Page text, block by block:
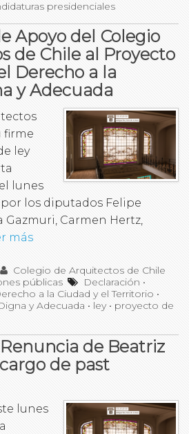
presidenciales
Apoyo del Colegio
de Chile al Proyecto
Derecho a la
y Adecuada
firme
ley
lunes
por los diputados Felipe
Gazmuri, Carmen Hertz,
más
Colegio de Arquitectos de Chile
públicas Declaración •
a la Ciudad y el Territorio •
y Adecuada • ley • proyecto de
de Beatriz
de past
lunes